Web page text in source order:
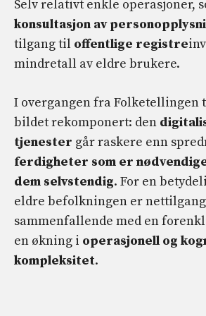
Selv relativt enkle operasjoner,
konsultasjon av
tilgang til offentlige registre
mindretall av eldre brukere.
I overgangen fra
bildet rekomponert: den
tjenester går raskere enn
ferdigheter som er
dem selvstendig. For en
eldre befolkningen er
sammenfallende med en
en økning i operasjonell og
kompleksitet.